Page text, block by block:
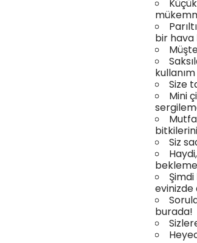
bir hava
Size
Mini
Siz
burada!